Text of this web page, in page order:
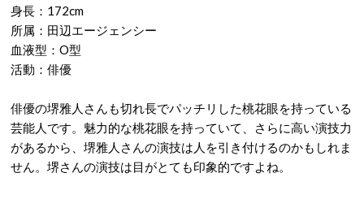
身長：172cm
所属：田辺エージェンシー
血液型：O型
活動：俳優
俳優の堺雅人さんも切れ長でパッチリした桃花眼を持っている
芸能人です。魅力的な桃花眼を持っていて、さらに高い演技力
があるから、堺雅人さんの演技は人を引き付けるのかもしれま
せん。堺さんの演技は目がとても印象的ですよね。